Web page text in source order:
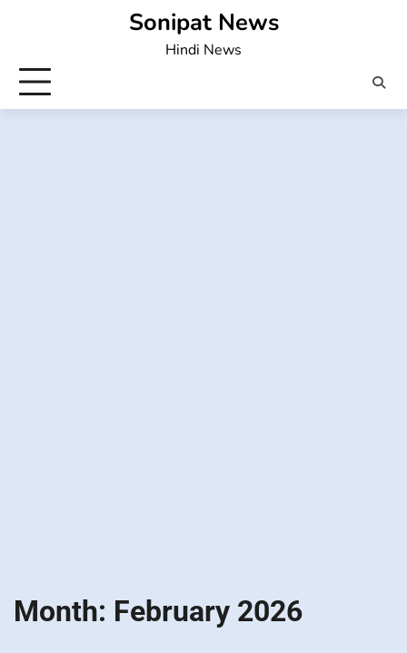
Sonipat News
Hindi News
Month: February 2026